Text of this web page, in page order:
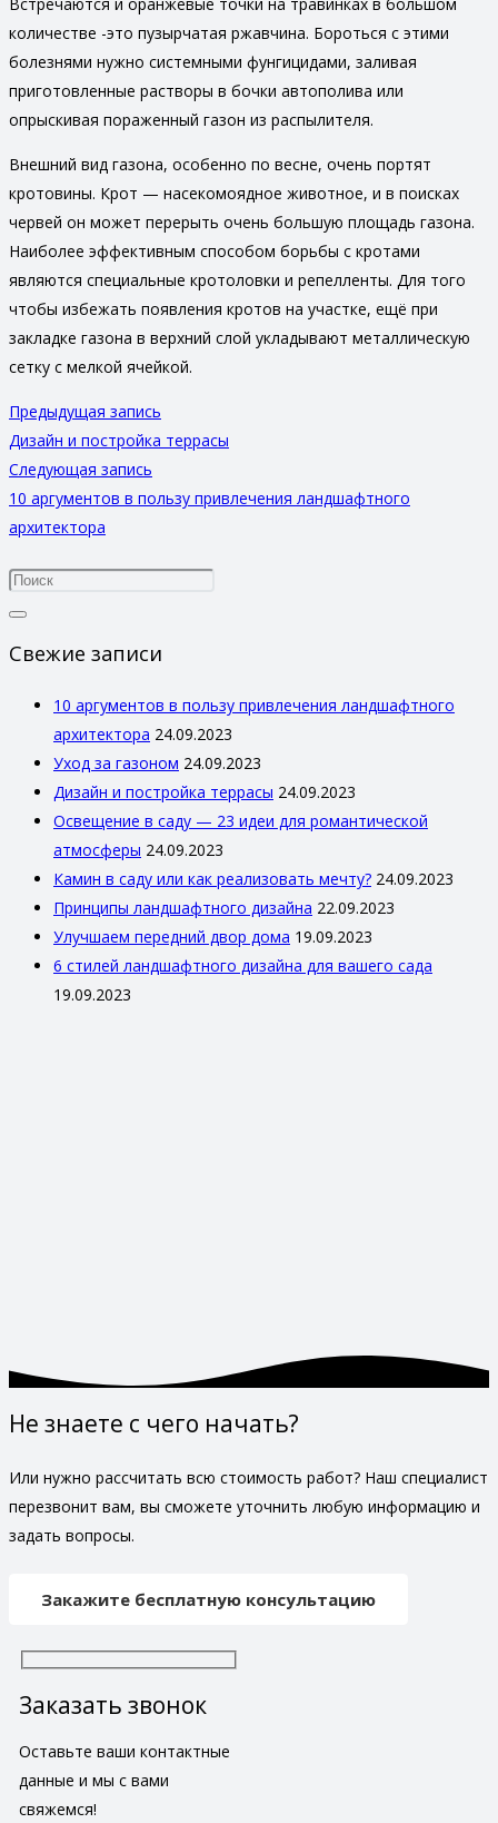
количестве -это пузырчатая ржавчина. Бороться с этими
болезнями нужно системными фунгицидами, заливая
приготовленные растворы в бочки автополива или
опрыскивая пораженный газон из распылителя.
Внешний вид газона, особенно по весне, очень портят
кротовины. Крот — насекомоядное животное, и в поисках
червей он может перерыть очень большую площадь газона.
Наиболее эффективным способом борьбы с кротами
являются специальные кротоловки и репелленты. Для того
чтобы избежать появления кротов на участке, ещё при
закладке газона в верхний слой укладывают металлическую
сетку с мелкой ячейкой.
Предыдущая запись
Дизайн и постройка террасы
Следующая запись
10 аргументов в пользу привлечения ландшафтного
архитектора
Свежие записи
10 аргументов в пользу привлечения ландшафтного
архитектора 24.09.2023
Уход за газоном 24.09.2023
Дизайн и постройка террасы 24.09.2023
Освещение в саду — 23 идеи для романтической
атмосферы 24.09.2023
Камин в саду или как реализовать мечту? 24.09.2023
Принципы ландшафтного дизайна 22.09.2023
Улучшаем передний двор дома 19.09.2023
6 стилей ландшафтного дизайна для вашего сада
19.09.2023
Не знаете с чего начать?
Или нужно рассчитать всю стоимость работ? Наш специалист
перезвонит вам, вы сможете уточнить любую информацию и
задать вопросы.
Закажите бесплатную консультацию
Заказать звонок
Оставьте ваши контактные
данные и мы с вами
свяжемся!